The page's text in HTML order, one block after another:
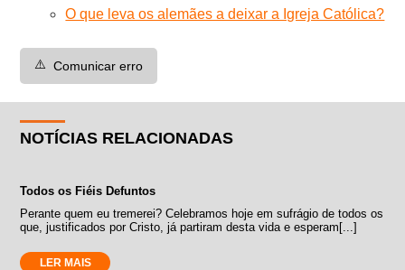
O que leva os alemães a deixar a Igreja Católica?
⚠️ Comunicar erro
NOTÍCIAS RELACIONADAS
Todos os Fiéis Defuntos
Perante quem eu tremerei? Celebramos hoje em sufrágio de todos os
que, justificados por Cristo, já partiram desta vida e esperam[...]
LER MAIS